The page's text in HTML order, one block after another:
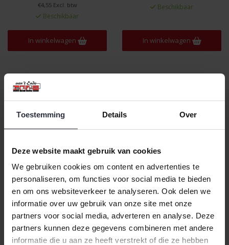
Toestemming Details Over
Deze website maakt gebruik van cookies
We gebruiken cookies om content en advertenties te
personaliseren, om functies voor social media te bieden
en om ons websiteverkeer te analyseren. Ook delen we
informatie over uw gebruik van onze site met onze
partners voor social media, adverteren en analyse. Deze
partners kunnen deze gegevens combineren met andere
informatie die u aan ze heeft verstrekt of die ze hebben
€4,55 Excl. btw
Beschikbaar
In winkelwagen
Beschikbaar
In winkelwagen
Sauskommetje Sausje 17cl
€4,99 Incl. btw
€4,12 Excl. btw
Espresso kop en schotel
groen Napoli
€10,99 Incl. btw
€9,08 Excl. btw
Beschikbaar